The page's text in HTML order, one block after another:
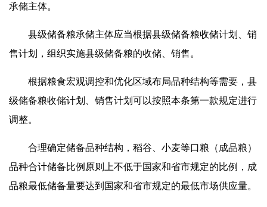
承储主体。
县级储备粮承储主体应当根据县级储备粮收储计划、销
售计划，组织实施县级储备粮的收储、销售。
根据粮食宏观调控和优化区域布局品种结构等需要，县
级储备粮收储计划、销售计划可以按照本条第一款规定进行
调整。
合理确定储备品种结构，稻谷、小麦等口粮（成品粮）
品种合计储备比例原则上不低于国家和省市规定的比例，成
品粮最低储备量要达到国家和省市规定的最低市场供应量。